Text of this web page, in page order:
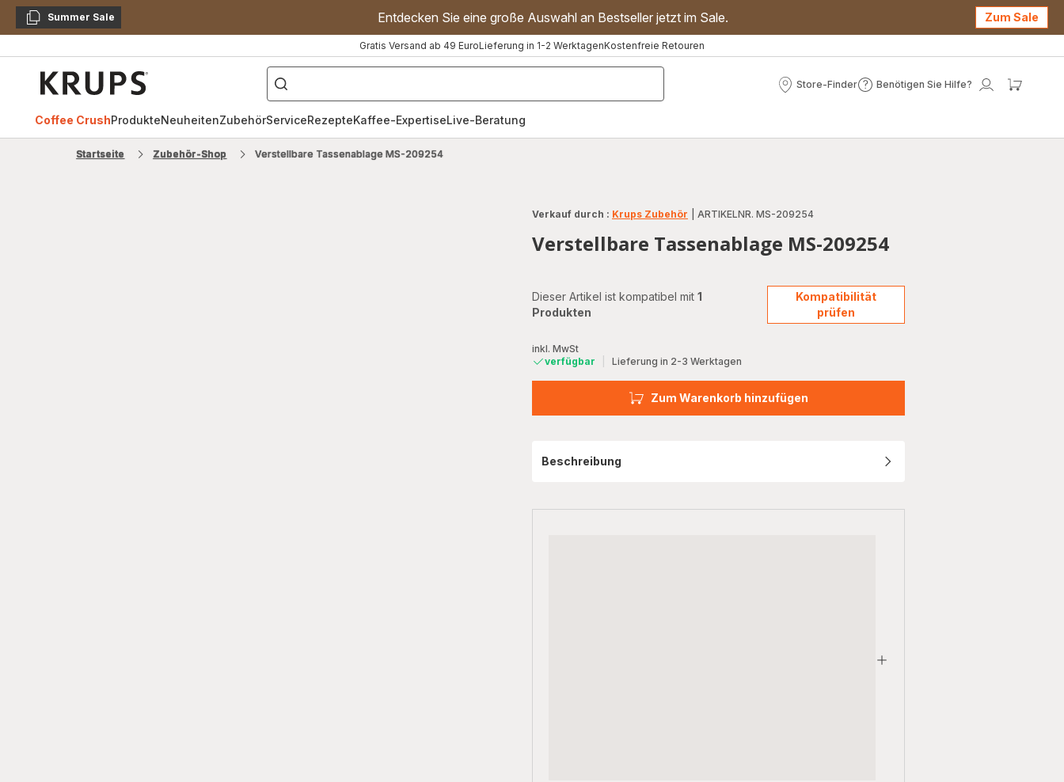
KopierenSummer Sale Entdecken Sie eine große Auswahl an Bestseller jetzt im Sale. Zum Sale
Gratis Versand ab 49 EuroLieferung in 1-2 WerktagenKostenfreie Retouren
["Kaffeevollautomat","Handmixer","Waffeleisen"]
Store-Finder
Store-
Benötigen Sie Hilfe?
Benötigen
Mein
Coffee CrushProdukteNeuheitenZubehörServiceRezepteKaffee-ExpertiseLive-Beratung
Startseite Zubehör-Shop Verstellbare Tassenablage MS-209254
Verkauf durch : Krups Zubehör ARTIKELNR. MS-209254
Verstellbare Tassenablage MS-209254
Dieser Artikel ist kompatibel mit 1
Produkten
Kompatibilität
prüfen
inkl. MwSt
verfügbar
Lieferung in 2-3 Werktagen
Zum Warenkorb hinzufügen
Beschreibung